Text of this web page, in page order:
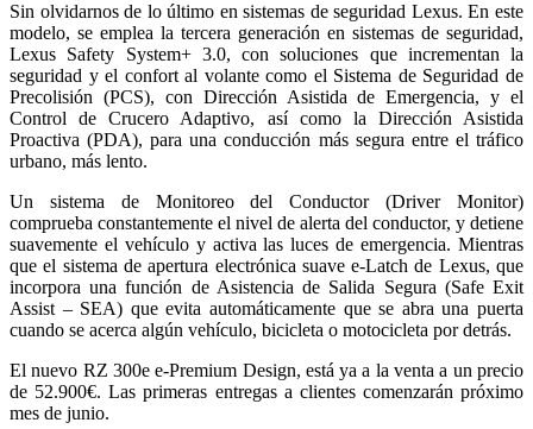
Sin olvidarnos de lo último en sistemas de seguridad Lexus. En este
modelo, se emplea la tercera generación en sistemas de seguridad,
Lexus Safety System+ 3.0, con soluciones que incrementan la
seguridad y el confort al volante como el Sistema de Seguridad de
Precolisión (PCS), con Dirección Asistida de Emergencia, y el
Control de Crucero Adaptivo, así como la Dirección Asistida
Proactiva (PDA), para una conducción más segura entre el tráfico
urbano, más lento.
Un sistema de Monitoreo del Conductor (Driver Monitor)
comprueba constantemente el nivel de alerta del conductor, y detiene
suavemente el vehículo y activa las luces de emergencia. Mientras
que el sistema de apertura electrónica suave e-Latch de Lexus, que
incorpora una función de Asistencia de Salida Segura (Safe Exit
Assist – SEA) que evita automáticamente que se abra una puerta
cuando se acerca algún vehículo, bicicleta o motocicleta por detrás.
El nuevo RZ 300e e-Premium Design, está ya a la venta a un precio
de 52.900€. Las primeras entregas a clientes comenzarán próximo
mes de junio.